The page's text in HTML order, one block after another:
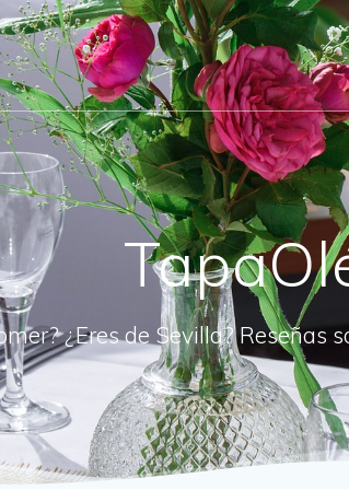
¿Eres de Sevilla? Reseñas